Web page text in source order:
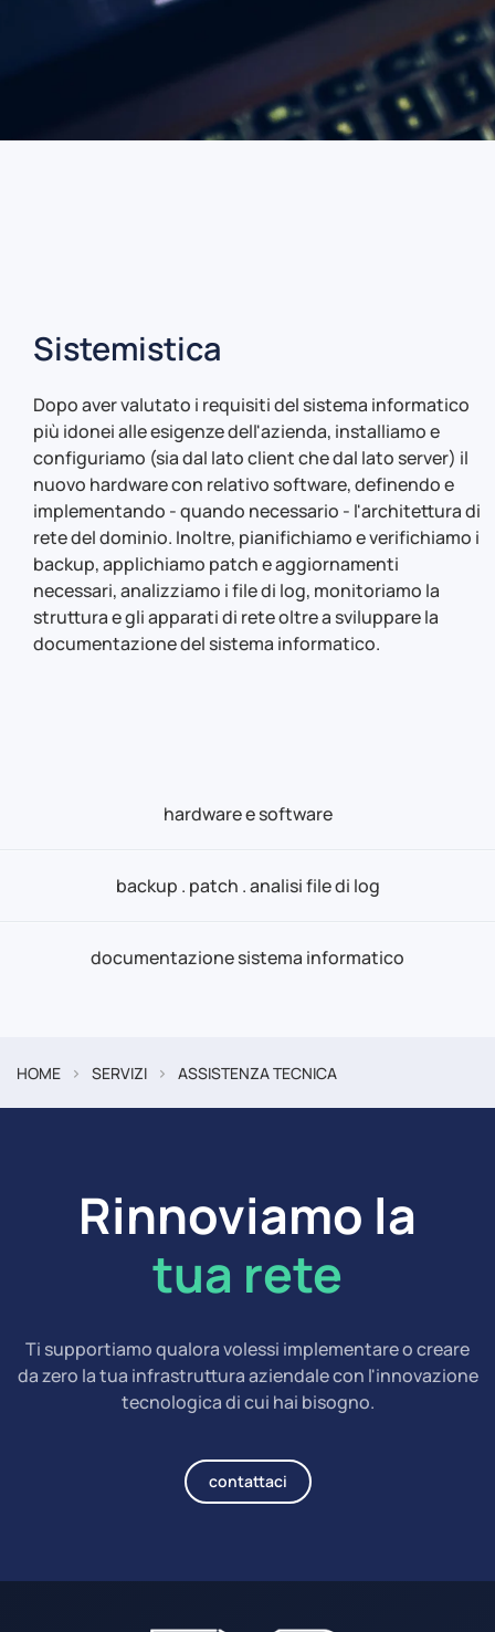
Sistemistica
Dopo aver valutato i requisiti del sistema informatico
più idonei alle esigenze dell'azienda, installiamo e
configuriamo (sia dal lato client che dal lato server) il
nuovo hardware con relativo software, definendo e
implementando - quando necessario - l'architettura di
rete del dominio. Inoltre, pianifichiamo e verifichiamo i
backup, applichiamo patch e aggiornamenti
necessari, analizziamo i file di log, monitoriamo la
struttura e gli apparati di rete oltre a sviluppare la
documentazione del sistema informatico.
hardware e software
backup . patch . analisi file di log
documentazione sistema informatico
HOME SERVIZI ASSISTENZA TECNICA
Rinnoviamo la
tua rete
Ti supportiamo qualora volessi implementare o creare
da zero la tua infrastruttura aziendale con l'innovazione
tecnologica di cui hai bisogno.
contattaci